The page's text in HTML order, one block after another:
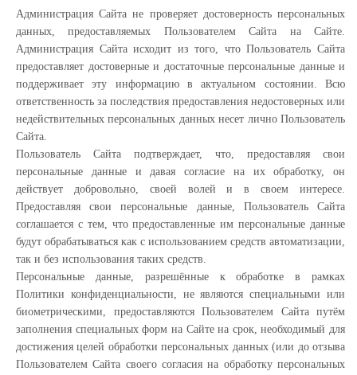
Администрация Сайта не проверяет достоверность персональных
данных, предоставляемых Пользователем Сайта на Сайте.
Администрация Сайта исходит из того, что Пользователь Сайта
предоставляет достоверные и достаточные персональные данные и
поддерживает эту информацию в актуальном состоянии. Всю
ответственность за последствия предоставления недостоверных или
недействительных персональных данных несет лично Пользователь
Сайта.
Пользователь Сайта подтверждает, что, предоставляя свои
персональные данные и давая согласие на их обработку, он
действует добровольно, своей волей и в своем интересе.
Предоставляя свои персональные данные, Пользователь Сайта
соглашается с тем, что предоставленные им персональные данные
будут обрабатываться как с использованием средств автоматизации,
так и без использования таких средств.
Персональные данные, разрешённые к обработке в рамках
Политики конфиденциальности, не являются специальными или
биометрическими, предоставляются Пользователем Сайта путём
заполнения специальных форм на Сайте на срок, необходимый для
достижения целей обработки персональных данных (или до отзыва
Пользователем Сайта своего согласия на обработку персональных